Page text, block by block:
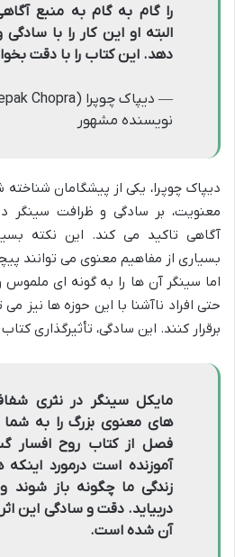
را گام به گام به منبع
البته او این کار را با
دهد. این کتاب را با دقت
نویسنده مشهور
دیپاک چوپرا، یکی از پیشگامان
معنویت، بر سادگی و ظرافت سینگر
آگاهی تاکید می کند. این نکته
بسیاری از مفاهیم معنوی می توانند
اما سینگر آن ها را به گونه ای
حتی افراد ناآشنا با این حوزه ها نیز می
برقرار کنند. این سادگی، تأثیرگذاری
مایکل سینگر در نثری
های معنوی بزرگ را به شما
فصل از کتاب روح افسار
آموزنده است درمورد
زندگی ما چگونه باز شوند
دربیاید. دقت و سادگی این
آن شده است.